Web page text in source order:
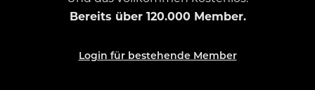
Bereits über 120.000 Member.
Login für bestehende Member